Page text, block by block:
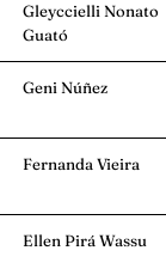
Gleyccielli Nonato
Guató
Geni Núñez
Fernanda Vieira
Ellen Pirá Wassu